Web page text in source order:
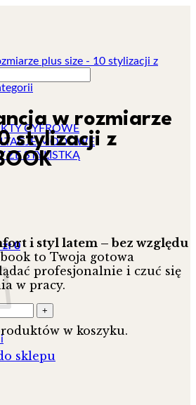
CYFROWE
MODOWE
ZE STYLISTKĄ
zł 0
w koszyku.
sklepu
w rozmiarze
stylizacji z
i styl latem – bez względu
to Twoja gotowa
profesjonalnie i czuć się
w pracy.